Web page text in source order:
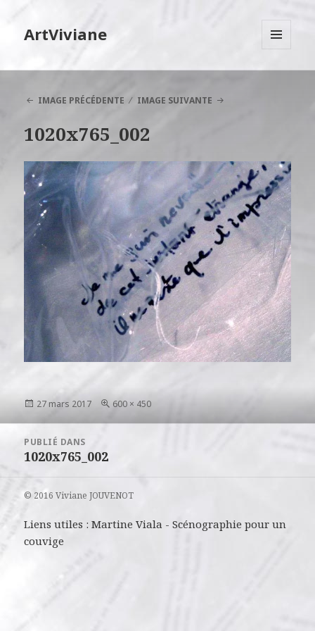
ArtViviane
IMAGE PRÉCÉDENTE
IMAGE SUIVANTE
1020x765_002
Publié
27 mars 2017
Taille
600 × 450
l’article
PUBLIÉ DANS
1020x765_002
© 2016 Viviane JOUVENOT
Liens utiles :Martine Viala -Scénographie pour un
couvige